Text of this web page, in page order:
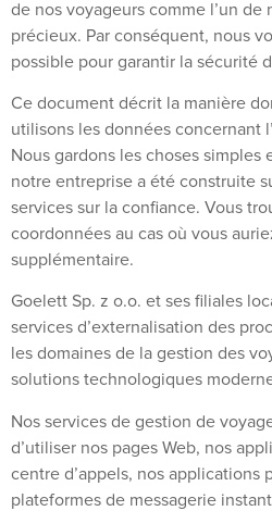
de nos voyageurs comme l’un de
précieux. Par conséquent, nous
possible pour garantir la sécurité
Ce document décrit la manière
utilisons les données concernant
Nous gardons les choses simples
notre entreprise a été construite
services sur la confiance. Vous
coordonnées au cas où vous
supplémentaire.
Goelett Sp. z o.o. et ses filiales
services d’externalisation des
les domaines de la gestion des
solutions technologiques
Nos services de gestion de
d’utiliser nos pages Web, nos
centre d’appels, nos applications
plateformes de messagerie